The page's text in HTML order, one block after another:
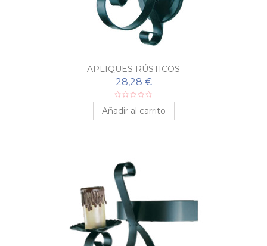
APLIQUES RÚSTICOS
28,28 €
Añadir al carrito